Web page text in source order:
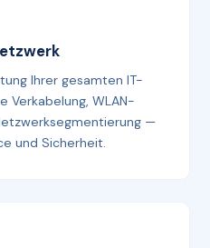
Ihrer gesamten IT-
Verkabelung, WLAN-
—
und Sicherheit.